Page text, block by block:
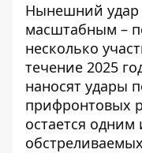
Нынешний удар
масштабным –
несколько
течение 2025
наносят удары
прифронтовых
остается одним